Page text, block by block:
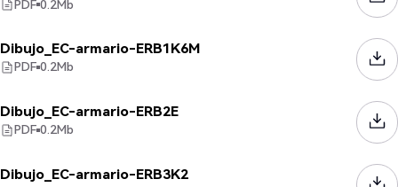
PDF 0.2Mb
Dibujo_EC-armario-ERB1K6M
PDF 0.2Mb
Dibujo_EC-armario-ERB2E
PDF 0.2Mb
Dibujo_EC-armario-ERB3K2